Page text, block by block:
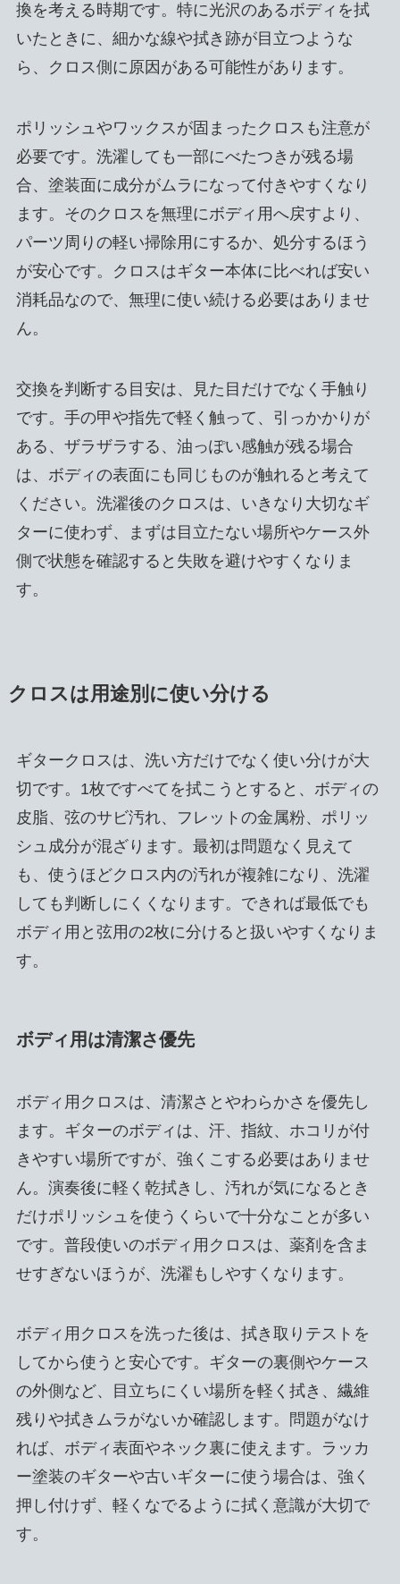
換を考える時期です。特に光沢のあるボディを拭
いたときに、細かな線や拭き跡が目立つような
ら、クロス側に原因がある可能性があります。
ポリッシュやワックスが固まったクロスも注意が
必要です。洗濯しても一部にべたつきが残る場
合、塗装面に成分がムラになって付きやすくなり
ます。そのクロスを無理にボディ用へ戻すより、
パーツ周りの軽い掃除用にするか、処分するほう
が安心です。クロスはギター本体に比べれば安い
消耗品なので、無理に使い続ける必要はありませ
ん。
交換を判断する目安は、見た目だけでなく手触り
です。手の甲や指先で軽く触って、引っかかりが
ある、ザラザラする、油っぽい感触が残る場合
は、ボディの表面にも同じものが触れると考えて
ください。洗濯後のクロスは、いきなり大切なギ
ターに使わず、まずは目立たない場所やケース外
側で状態を確認すると失敗を避けやすくなりま
す。
クロスは用途別に使い分ける
ギタークロスは、洗い方だけでなく使い分けが大
切です。1枚ですべてを拭こうとすると、ボディの
皮脂、弦のサビ汚れ、フレットの金属粉、ポリッ
シュ成分が混ざります。最初は問題なく見えて
も、使うほどクロス内の汚れが複雑になり、洗濯
しても判断しにくくなります。できれば最低でも
ボディ用と弦用の2枚に分けると扱いやすくなりま
す。
ボディ用は清潔さ優先
ボディ用クロスは、清潔さとやわらかさを優先し
ます。ギターのボディは、汗、指紋、ホコリが付
きやすい場所ですが、強くこする必要はありませ
ん。演奏後に軽く乾拭きし、汚れが気になるとき
だけポリッシュを使うくらいで十分なことが多い
です。普段使いのボディ用クロスは、薬剤を含ま
せすぎないほうが、洗濯もしやすくなります。
ボディ用クロスを洗った後は、拭き取りテストを
してから使うと安心です。ギターの裏側やケース
の外側など、目立ちにくい場所を軽く拭き、繊維
残りや拭きムラがないか確認します。問題がなけ
れば、ボディ表面やネック裏に使えます。ラッカ
ー塗装のギターや古いギターに使う場合は、強く
押し付けず、軽くなでるように拭く意識が大切で
す。